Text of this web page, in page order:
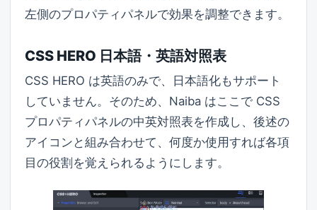
左側のプロパティパネルで効果を調整できます。
CSS HERO 日本語・英語対照表
CSS HERO は英語のみで、日本語化もサポート
していません。そのため、Naiba はここで CSS
プロパティパネルの中英対照表を作成し、後述の
アイコンと組み合わせて、何度か使用すれば各項
目の役割を覚えられるようにします。